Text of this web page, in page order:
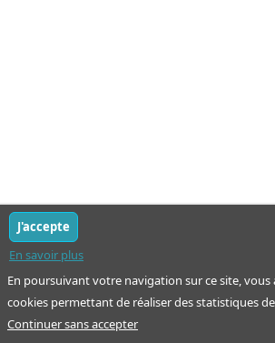
En poursuivant votre navigation sur ce site,
cookies permettant de réaliser des statistiques
En savoir plus
J'accepte
Continuer sans accepter